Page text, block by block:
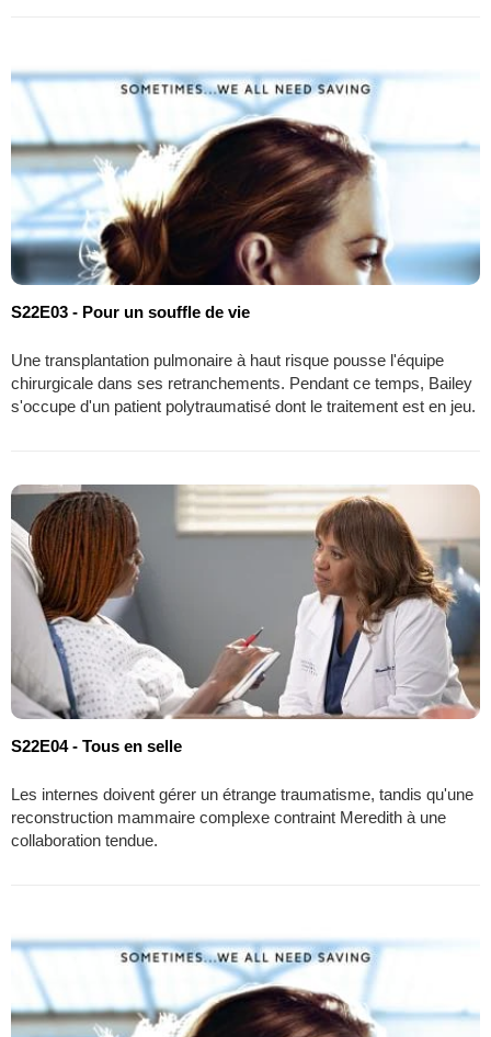
S22E03 - Pour un souffle de vie
Une transplantation pulmonaire à haut risque pousse l'équipe
chirurgicale dans ses retranchements. Pendant ce temps, Bailey
s'occupe d'un patient polytraumatisé dont le traitement est en jeu.
S22E04 - Tous en selle
Les internes doivent gérer un étrange traumatisme, tandis qu'une
reconstruction mammaire complexe contraint Meredith à une
collaboration tendue.